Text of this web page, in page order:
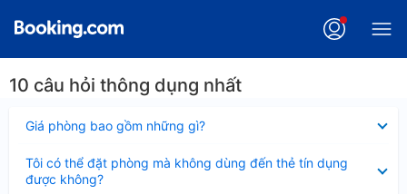
10 câu hỏi thông dụng nhất
Giá phòng bao gồm những gì?
thu
Tôi có thể đặt phòng mà không dùng đến thẻ tín dụng
được không?
thu
gọn